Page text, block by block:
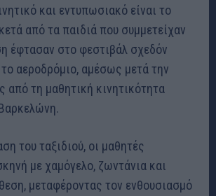
και εντυπωσιακό είναι το
από τα παιδιά που συμμετείχαν
έφτασαν στο φεστιβάλ σχεδόν
αεροδρόμιο, αμέσως μετά την
από τη μαθητική κινητικότητα
του ταξιδιού, οι μαθητές
με χαμόγελο, ζωντάνια και
μεταφέροντας τον ενθουσιασμό